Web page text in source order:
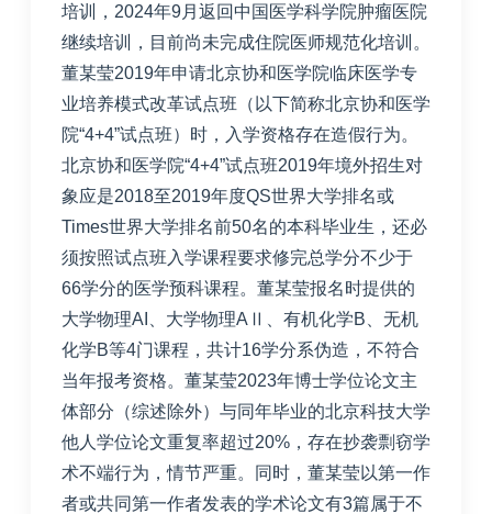
培训，2024年9月返回中国医学科学院肿瘤医院
继续培训，目前尚未完成住院医师规范化培训。
董某莹2019年申请北京协和医学院临床医学专
业培养模式改革试点班（以下简称北京协和医学
院“4+4”试点班）时，入学资格存在造假行为。
北京协和医学院“4+4”试点班2019年境外招生对
象应是2018至2019年度QS世界大学排名或
Times世界大学排名前50名的本科毕业生，还必
须按照试点班入学课程要求修完总学分不少于
66学分的医学预科课程。董某莹报名时提供的
大学物理AI、大学物理AⅡ、有机化学B、无机
化学B等4门课程，共计16学分系伪造，不符合
当年报考资格。董某莹2023年博士学位论文主
体部分（综述除外）与同年毕业的北京科技大学
他人学位论文重复率超过20%，存在抄袭剽窃学
术不端行为，情节严重。同时，董某莹以第一作
者或共同第一作者发表的学术论文有3篇属于不